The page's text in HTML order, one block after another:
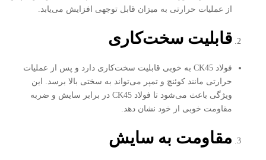
از عملیات حرارتی به میزان قابل توجهی افزایش می‌یابد.
قابلیت سخت‌کاری
فولاد CK45 به خوبی قابلیت سخت‌کاری دارد و پس از عملیات
حرارتی مانند کوئنچ و تمپر می‌تواند به سختی بالا برسد. این
ویژگی باعث می‌شود تا فولاد CK45 در برابر سایش و ضربه
مقاومت خوبی از خود نشان دهد.
مقاومت به سایش